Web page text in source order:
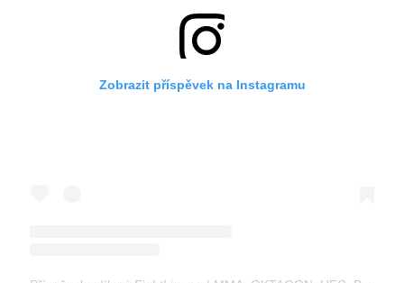
Zobrazit příspěvek na Instagramu